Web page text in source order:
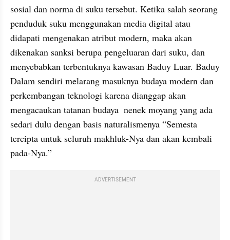
sosial dan norma di suku tersebut. Ketika salah seorang
penduduk suku menggunakan media digital atau
didapati mengenakan atribut modern, maka akan
dikenakan sanksi berupa pengeluaran dari suku, dan
menyebabkan terbentuknya kawasan Baduy Luar. Baduy
Dalam sendiri melarang masuknya budaya modern dan
perkembangan teknologi karena dianggap akan
mengacaukan tatanan budaya  nenek moyang yang ada
sedari dulu dengan basis naturalismenya “Semesta
tercipta untuk seluruh makhluk-Nya dan akan kembali
pada-Nya.”
ADVERTISEMENT